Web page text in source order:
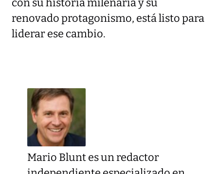
con su historia milenaria y su
renovado protagonismo, está listo para
liderar ese cambio.
Mario Blunt es un redactor